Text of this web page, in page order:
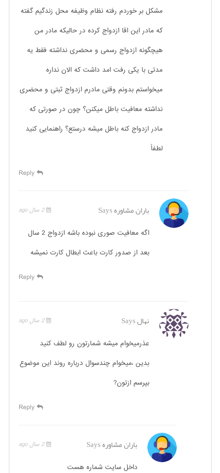
مشکل بر خوردم رفته نظام وظیفه محل زندگیم گفته
که مادر این اقا ازدواج کرده در حالیکه مادر من
هیچگونه ازدواج رسمی و محضری نداشته فقط یه
مدتی با یکی رفت امد داشت که الان نداره
میخواستم بدونم وقتی مادرم ازدواج ثبتی و محضری
نداشته معافیت باطل میکنن؟ چون در صورتی که
مادر ازدواج کنه باطل میشه درستع؟ راهنمایی کنید
لطفاً
Reply
باران مشاورهSays 2 سال ago
اگه معافیت صوری نبوده باشه ازدواج 2 سال
بعد از صدور کارت باعث ابطال کارت نمیشه
Reply
نهالSays 2 سال ago
عذرمیخوام میشه شمارتون رو لطف کنید
بدین ،میخوام چندسوال درباره روند این موضوع
بپرسم ازتون?
Reply
باران مشاورهSays 2 سال ago
داخل سایت شماره هست